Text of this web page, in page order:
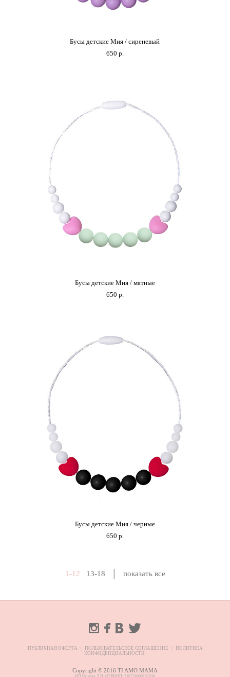
Бусы детские Мия / сиреневый
650 p.
Бусы детские Мия / мятные
650 p.
Бусы детские Мия / черные
650 p.
1-12 13-18 показать все
ПУБЛИЧНАЯ ОФЕРТА ПОЛЬЗОВАТЕЛЬСКОЕ СОГЛАШЕНИЕ
ПОЛИТИКА
КОНФИДЕНЦИАЛЬНОСТИ
Copyright © 2016 TI AMO MAMA